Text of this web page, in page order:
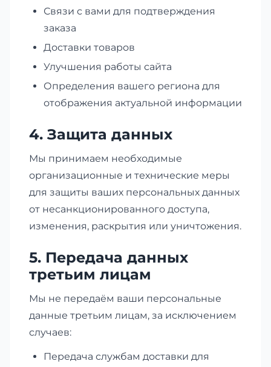
Связи с вами для подтверждения
заказа
Доставки товаров
Улучшения работы сайта
Определения вашего региона для
отображения актуальной информации
4. Защита данных
Мы принимаем необходимые
организационные и технические меры
для защиты ваших персональных данных
от несанкционированного доступа,
изменения, раскрытия или уничтожения.
5. Передача данных
третьим лицам
Мы не передаём ваши персональные
данные третьим лицам, за исключением
случаев:
Передача службам доставки для